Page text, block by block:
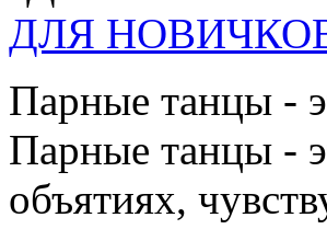
ДЛЯ
Парные танцы -
Парные танцы -
объятиях,